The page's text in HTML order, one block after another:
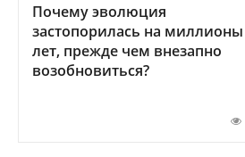
Почему эволюция
застопорилась на миллионы
лет, прежде чем внезапно
возобновиться?